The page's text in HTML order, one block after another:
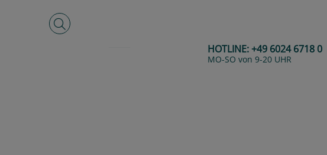
Volltextsuche
HOTLINE:+49 6024 6718 0
MO-SO von 9-20 UHR